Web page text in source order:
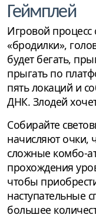
Геймплей
Игровой процесс
«бродилки»,
будет бегать,
прыгать по
пять локаций и
ДНК. Злодей
Собирайте
начисляют очки,
сложные комбо-
прохождения
чтобы
наступательные
большее